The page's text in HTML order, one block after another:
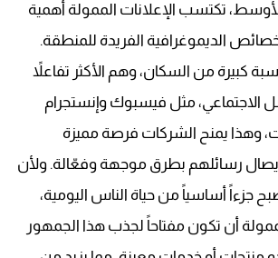
تكتسب الإعلانات الممولة أهمية
الديموغرافية الفريدة للمنطقة.
كبيرة من السكان، وهم الأكثر تفاعلاً
الاجتماعي، مثل فيسبوك وإنستجرام
وهذا يمنح الشركات فرصة مميزة
رسائلهم بطرق موجهة وفعّالة. ولأن
جزءاً أساسياً من حياة الناس اليومية،
أن تكون مفتاحاً لجذب هذا الجمهور